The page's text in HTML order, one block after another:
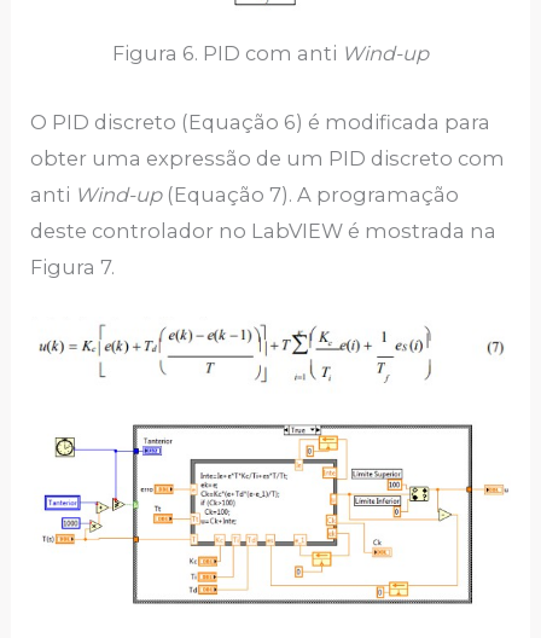
Figura 6. PID com anti Wind-up
O PID discreto (Equação 6) é modificada para
obter uma expressão de um PID discreto com
anti Wind-up (Equação 7). A programação
deste controlador no LabVIEW é mostrada na
Figura 7.